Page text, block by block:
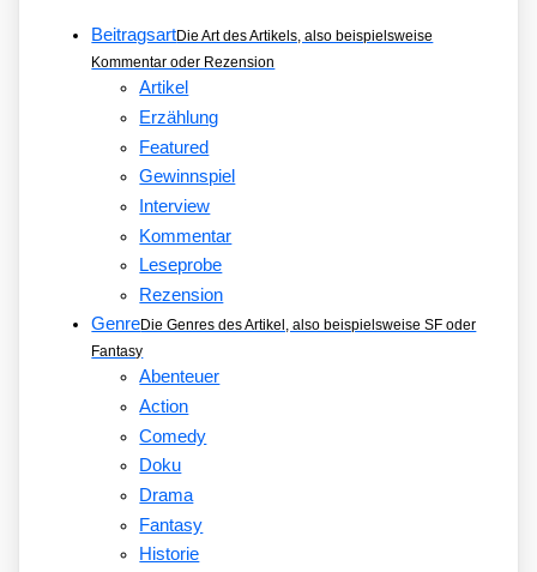
BeitragsartDie Art des Artikels, also beispielsweise
Kommentar oder Rezension
Artikel
Erzählung
Featured
Gewinnspiel
Interview
Kommentar
Leseprobe
Rezension
GenreDie Genres des Artikel, also beispielsweise SF oder
Fantasy
Abenteuer
Action
Comedy
Doku
Drama
Fantasy
Historie